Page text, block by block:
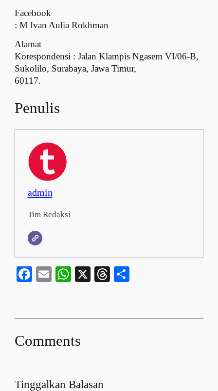
Facebook
: M Ivan Aulia Rokhman
Alamat
Korespondensi : Jalan Klampis Ngasem VI/06-B,
Sukolilo, Surabaya, Jawa Timur,
60117.
Penulis
admin
Tim Redaksi
Facebook
EmailWhatsApp
X Threads
Comments
Tinggalkan Balasan